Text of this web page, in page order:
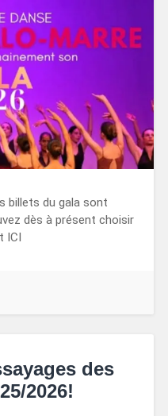
billets du gala sont
dès à présent choisir
ICI
des
2026!